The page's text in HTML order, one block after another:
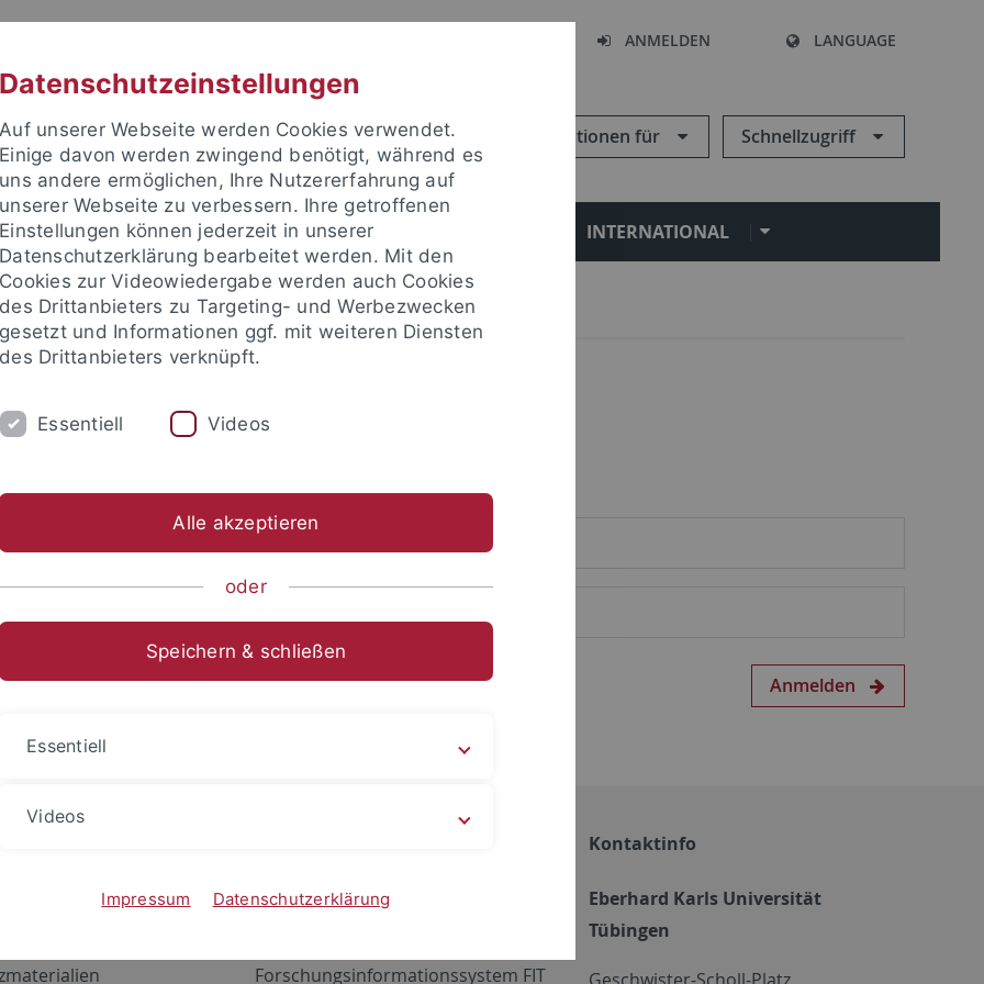
ANMELDEN LANGUAGE
Informationen für Schnellzugriff
FORSCHUNG EINRICHTUNGEN INTERNATIONAL
um sich anzumelden:
Anmelden
Netzwerk
ALMA
Forschungsinformationssystem FIT
Kontaktinfo
Eberhard Karls Universität
Tübingen
Datenschutzeinstellungen
Auf unserer Webseite werden Cookies verwendet.
Einige davon werden zwingend benötigt, während es
uns andere ermöglichen, Ihre Nutzererfahrung auf
unserer Webseite zu verbessern. Ihre getroffenen
Einstellungen können jederzeit in unserer
Datenschutzerklärung bearbeitet werden. Mit den
Cookies zur Videowiedergabe werden auch Cookies
des Drittanbieters zu Targeting- und Werbezwecken
gesetzt und Informationen ggf. mit weiteren Diensten
des Drittanbieters verknüpft.
Essentiell Videos
Alle akzeptieren
oder
Speichern & schließen
Essentiell
Videos
Impressum Datenschutzerklärung